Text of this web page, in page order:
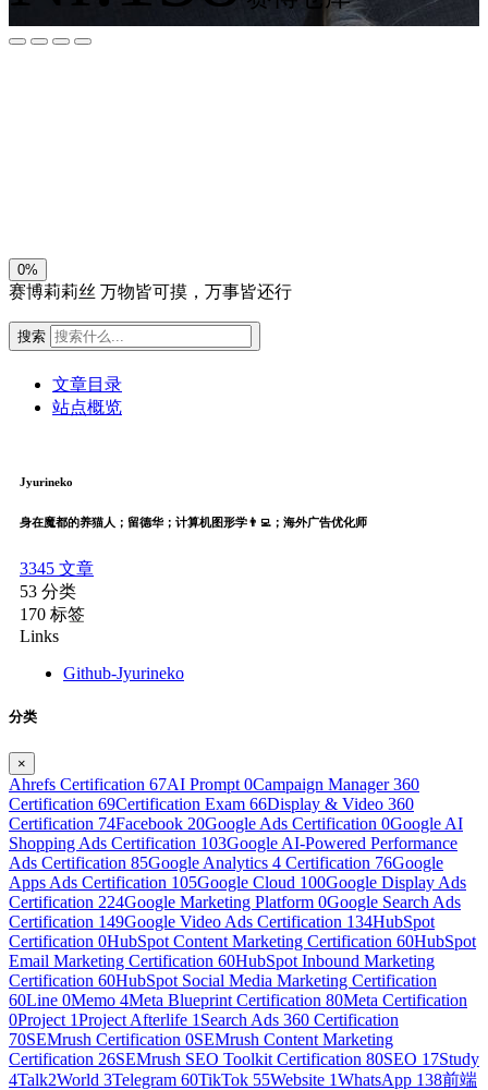
0%
赛博莉莉丝 万物皆可摸，万事皆还行
搜索
文章目录
站点概览
Jyurineko
身在魔都的养猫人；留德华；计算机图形学👨‍💻；海外广告优化师
3345 文章
53 分类
170 标签
Links
Github-Jyurineko
分类
×
Ahrefs Certification 67AI Prompt 0Campaign Manager 360
Certification 69Certification Exam 66Display & Video 360
Certification 74Facebook 20Google Ads Certification 0Google AI
Shopping Ads Certification 103Google AI-Powered Performance
Ads Certification 85Google Analytics 4 Certification 76Google
Apps Ads Certification 105Google Cloud 100Google Display Ads
Certification 224Google Marketing Platform 0Google Search Ads
Certification 149Google Video Ads Certification 134HubSpot
Certification 0HubSpot Content Marketing Certification 60HubSpot
Email Marketing Certification 60HubSpot Inbound Marketing
Certification 60HubSpot Social Media Marketing Certification
60Line 0Memo 4Meta Blueprint Certification 80Meta Certification
0Project 1Project Afterlife 1 Search Ads 360 Certification
70SEMrush Certification 0SEMrush Content Marketing
Certification 26SEMrush SEO Toolkit Certification 80SEO 17Study
4Talk2World 3Telegram 60TikTok 55Website 1WhatsApp 138前端